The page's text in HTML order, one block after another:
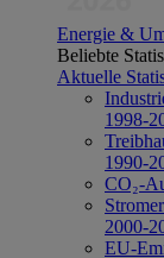
Energie &
Beliebte
Aktuelle
1998-
1990-
CO₂-
2000-
EU-